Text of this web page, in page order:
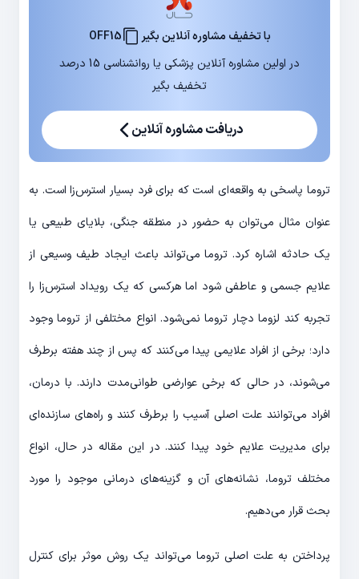
با تخفیف مشاوره آنلاین بگیر
OFF15
در اولین مشاوره آنلاین پزشکی یا روانشناسی 15 درصد
تخفیف بگیر
دریافت مشاوره آنلاین
تروما پاسخی به واقعه‌ای است که برای فرد بسیار استرس‌زا است. به
عنوان مثال می‌توان به حضور در منطقه جنگی، بلایای طبیعی یا
یک حادثه اشاره کرد. تروما می‌تواند باعث ایجاد طیف وسیعی از
علایم جسمی و عاطفی شود اما هرکسی که یک رویداد استرس‌زا را
تجربه کند لزوما دچار تروما نمی‌شود. انواع مختلفی از تروما وجود
دارد؛ برخی از افراد علایمی پیدا می‌کنند که پس از چند هفته برطرف
می‌شوند، در حالی که برخی عوارضی طوانی‌مدت دارند. با درمان،
افراد می‌توانند علت اصلی آسیب را برطرف کنند و راه‌های سازنده‌ای
برای مدیریت علایم خود پیدا کنند. در این مقاله در حال، انواع
مختلف تروما، نشانه‌های آن و گزینه‌های درمانی موجود را مورد
بحث قرار می‌دهیم.
پرداختن به علت اصلی تروما می‌تواند یک روش موثر برای کنترل